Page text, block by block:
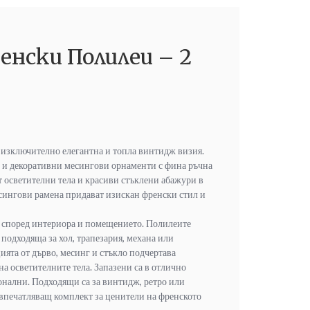
Полилеи – 2
елегантна и топла винтидж визия.
декоративни месингови орнаменти с фина ръчна
тела и красиви стъклени абажури в
рамена придават изискан френски стил и
интериора и помещението. Полилеите
за хол, трапезария, механа или
от дърво, месинг и стъкло подчертава
осветителните тела. Запазени са в отлично
Подходящи са за винтидж, ретро или
комплект за ценители на френското